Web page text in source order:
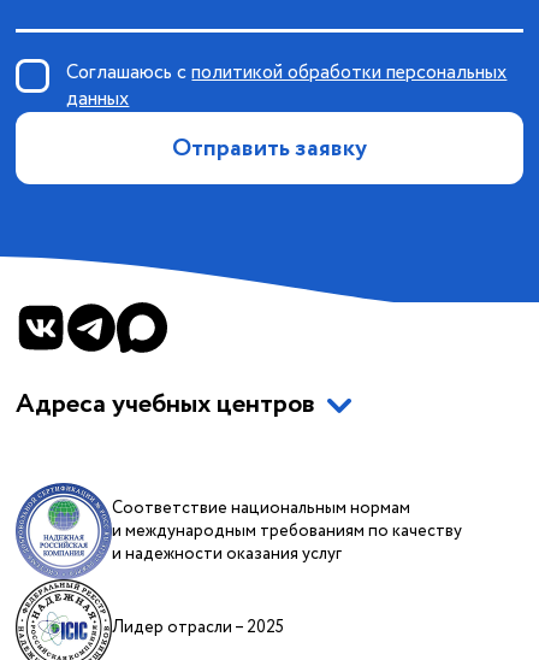
Отправить заявку
Соглашаюсь сполитикой обработки персональных
данных
Адреса учебных центров
Соответствие национальным нормам
и международным требованиям по качеству
и надежности оказания услуг
Лидер отрасли – 2025